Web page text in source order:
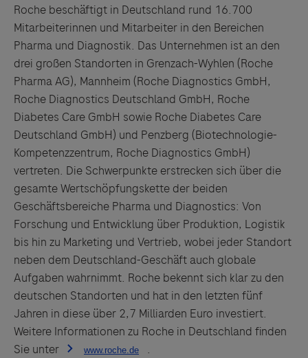
Roche beschäftigt in Deutschland rund 16.700
Mitarbeiterinnen und Mitarbeiter in den Bereichen
Pharma und Diagnostik. Das Unternehmen ist an den
drei großen Standorten in Grenzach-Wyhlen (Roche
Pharma AG), Mannheim (Roche Diagnostics GmbH,
Roche Diagnostics Deutschland GmbH, Roche
Diabetes Care GmbH sowie Roche Diabetes Care
Deutschland GmbH) und Penzberg (Biotechnologie-
Kompetenzzentrum, Roche Diagnostics GmbH)
vertreten. Die Schwerpunkte erstrecken sich über die
gesamte Wertschöpfungskette der beiden
Geschäftsbereiche Pharma und Diagnostics: Von
Forschung und Entwicklung über Produktion, Logistik
bis hin zu Marketing und Vertrieb, wobei jeder Standort
neben dem Deutschland-Geschäft auch globale
Aufgaben wahrnimmt. Roche bekennt sich klar zu den
deutschen Standorten und hat in den letzten fünf
Jahren in diese über 2,7 Milliarden Euro investiert.
Weitere Informationen zu Roche in Deutschland finden
Sie unter
.